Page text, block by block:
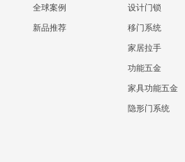
全球案例
新品推荐
设计门锁
移门系统
家居拉手
功能五金
家具功能五金
隐形门系统